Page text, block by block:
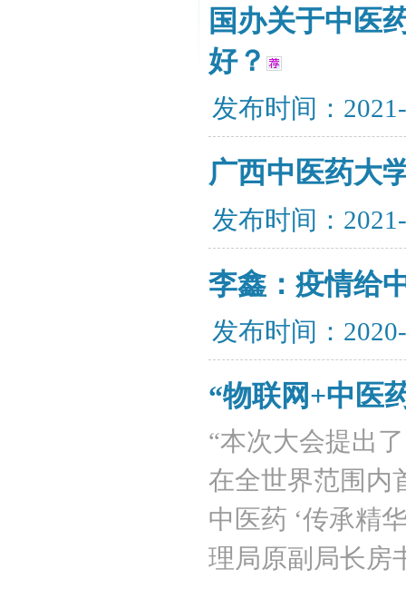
国办关于中医
好？
发布时间：
广西中医药大
发布时间：
李鑫：疫情给
发布时间：
“物联网+中医
​“本次大会提出
在全世界范围内
中医药 ‘传承精
理局原副局长房